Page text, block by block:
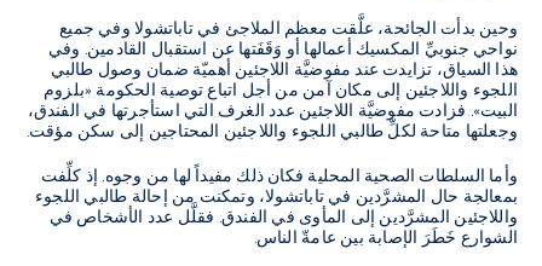
وحين بدأت الجائحة، علَّقت معظم الملاجئ في تاباتشولا وفي جميع
نواحي جنوبيِّ المكسيك أعمالها أو وَقَفَتها عن استقبال القادمين. وفي
هذا السياق، تزايدت عند مفوضيَّة اللاجئين أهميّة ضمان وصول طالبي
اللجوء واللاجئين إلى مكان آمن من أجل اتباع توصية الحكومة «بلزوم
البيت». فزادت مفوضيَّة اللاجئين عدد الغرف التي استأجرتها في الفندق،
وجعلتها متاحة لكلِّ طالبي اللجوء واللاجئين المحتاجين إلى سكن مؤقت.
وأما السلطات الصحية المحلية فكان ذلك مفيداً لها من وجوه. إذ كلِّفت
بمعالجة حال المشرَّدين في تاباتشولا، وتمكنت من إحالة طالبي اللجوء
واللاجئين المشرَّدين إلى المأوى في الفندق. فقلَّل عدد الأشخاص في
الشوارع خَطَرَ الإصابة بين عامةّ الناس.